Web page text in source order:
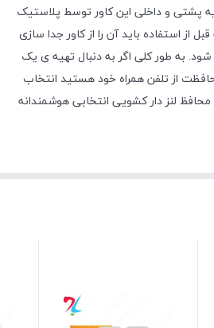
پشتی و داخلی این کاور توسط پلاستیک
از استفاده باید آن را از کاور جدا سازی
شود. به طور کلی اگر به دنبال تهیه ی یک
از تلفن همراه خود هستید انتخاب
لنز دار کشویی انتخابی هوشمندانه